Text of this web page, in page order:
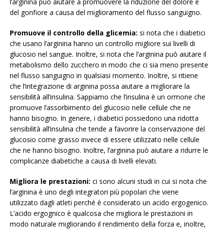
del gonfiore a causa del miglioramento del flusso sanguigno.
Promuove il controllo della glicemia: si nota che i diabetici
che usano l’arginina hanno un controllo migliore sui livelli di
glucosio nel sangue. Inoltre, si nota che l’arginina può aiutare il
metabolismo dello zucchero in modo che ci sia meno presente
nel flusso sanguigno in qualsiasi momento. Inoltre, si ritiene
che l’integrazione di arginina possa aiutare a migliorare la
sensibilità all’insulina. Sappiamo che l’insulina è un ormone che
promuove l’assorbimento del glucosio nelle cellule che ne
hanno bisogno. In genere, i diabetici possiedono una ridotta
sensibilità all’insulina che tende a favorire la conservazione del
glucosio come grasso invece di essere utilizzato nelle cellule
che ne hanno bisogno. Inoltre, l’arginina può aiutare a ridurre le
complicanze diabetiche a causa di livelli elevati.
Migliora le prestazioni: ci sono alcuni studi in cui si nota che
l’arginina è uno degli integratori più popolari che viene
utilizzato dagli atleti perché è considerato un acido ergogenico.
L’acido ergognico è qualcosa che migliora le prestazioni in
modo naturale migliorando il rendimento della forza e, inoltre,